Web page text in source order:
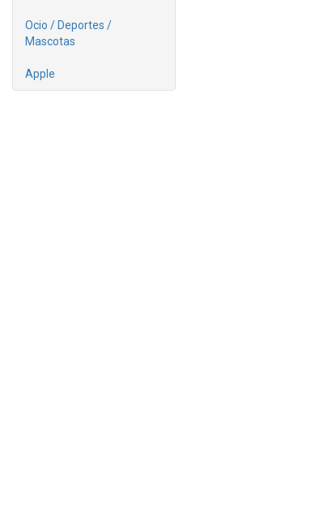
Ocio / Deportes /
Mascotas
Apple